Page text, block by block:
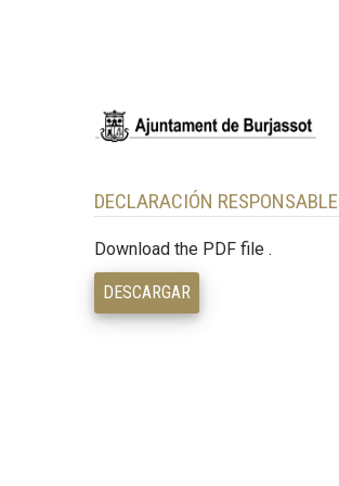
DECLARACIÓN RESPONSABLE
Download the PDF file .
DESCARGAR